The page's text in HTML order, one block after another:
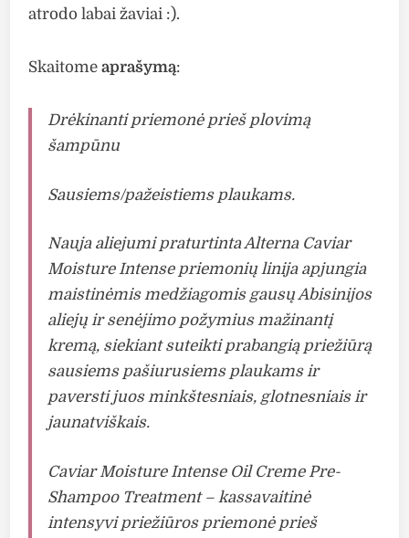
atrodo labai žaviai :).
Skaitomeaprašymą:
Drėkinanti priemonė prieš plovimą
šampūnu
Sausiems/pažeistiems plaukams.
Nauja aliejumi praturtinta Alterna Caviar
Moisture Intense priemonių linija apjungia
maistinėmis medžiagomis gausų Abisinijos
aliejų ir senėjimo požymius mažinantį
kremą, siekiant suteikti prabangią priežiūrą
sausiems pašiurusiems plaukams ir
paversti juos minkštesniais, glotnesniais ir
jaunatviškais.
Caviar Moisture Intense Oil Creme Pre-
Shampoo Treatment – kassavaitinė
intensyvi priežiūros priemonė prieš